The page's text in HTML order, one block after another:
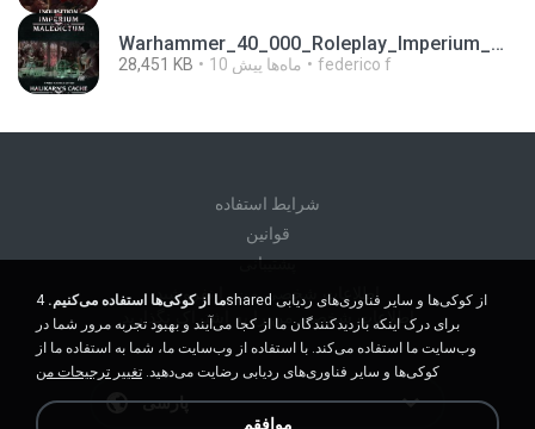
Warhammer_40_000_Roleplay_Imperium_Maledictum_Halikarn_s_Cache.pdf
28,451 KB 10 ماه‌ها پیش federico f
شرايط استفاده
قوانين
پشتیبانی
اطلاعات شخصی من را نفروشید
اطلاعات شخصی من را به اشتراک نگذارید
پارسی
ما از کوکی‌ها استفاده می‌کنیم. 4shared از کوکی‌ها و سایر فناوری‌های ردیابی
برای درک اینکه بازدیدکنندگان ما از کجا می‌آیند و بهبود تجربه مرور شما در
وب‌سایت ما استفاده می‌کند. با استفاده از وب‌سایت ما، شما به استفاده ما از
کوکی‌ها و سایر فناوری‌های ردیابی رضایت می‌دهید. تغییر ترجیحات من
موافقم